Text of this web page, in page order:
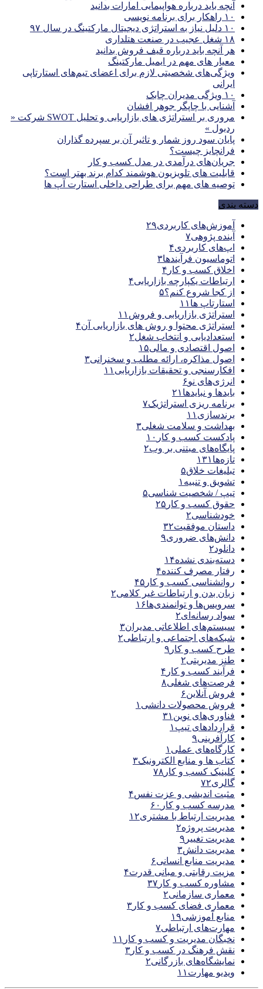
آنچه باید درباره هواپیمایی امارات بدانید
۱۰ راهکار برای برنامه نویسی
۱۰ دلیل نیاز به استراتژی دیجیتال مارکتینگ در سال ۹۷
۱۸ شغل عجیب در صنعت هتلداری
هر آنچه باید درباره قیف فروش بدانید
معیار های مهم در ایمیل مارکتینگ
ویژگی‌های شخصیتی لازم برای اعضای تیم‌های استارتاپی
ایرانی
۱۰ ویژگی مدیران چابک
آشنایی با چاپگر جوهر افشان
مروری بر استراتژی های بازاریابی و تحلیل SWOT شرکت «
ردبول »
پایان سود روز شمار و تاثیر آن بر سپرده گذاران
فرانچایز چیست؟
جریان‌های درآمدی در مدل کسب و کار
قابلیت های تلویزیون هوشمند کدام برند بهتر است؟
توصیه های مهم برای طراحی داخلی استارت آپ‌ ها
دسته بندی
آموزش‌های کاربردی۲۹
آینده پژوهی۷
اپ‌های کاربردی۴
اتوماسیون فرآیندها۳
اخلاق کسب و کار ۴
ارتباطات یکپارچه بازاریابی۴
از کجا شروع کنم؟۵
استارتاپ ها ۱۱
استراتژی بازاریابی و فروش ۱۱
استراتژی محتوا و روش های بازاریابی آن۴
استعدادیابی و انتخاب شغل۲
اصول اقتصادی و مالی۱۵
اصول مذاکره، ارائه مطلب و سخنرانی۳
افکارسنجی و تحقیقات بازاریابی ۱۱
انرژی‌های نو۶
بایدها و نبایدها ۲۱
برنامه ریزی استراتژیک۷
برندسازی ۱۱
بهداشت و سلامت شغلی۳
پادکست کسب و کار ۱۰
پایگاه‌های مبتنی بر وب۲
تازه‌ها ۱۳۱
تبلیغات خلاق۵
تشویق و تنبیه ۱
تیپ / شخصیت شناسی۵
حقوق کسب و کار ۲۵
خودشناسی۲
داستان موفقیت۳۲
دانش‌های ضروری۹
دانلود۲
دسته‌بندی نشده۱۴
رفتار مصرف کننده۴
روانشناسی کسب و کار ۴۵
زبان بدن و ارتباطات غیر کلامی۲
سرویس‌ها و توانمندی‌ها۱۶
سواد رسانه‌ای۲
سیستم‌های اطلاعاتی مدیران۳
شبکه‌های اجتماعی و ارتباطی۲
طرح کسب و کار ۹
طنز مدیریتی۲
فرآیند کسب و کار ۴
فرصت‌های شغلی۸
فروش آنلاین۶
فروش محصولات دانشی ۱
فناوری‌های نوین ۳۱
قراردادهای تیپ ۱
کارآفرینی۹
کارگاه‌های عملی ۱
کتاب ها و منابع الکترونیک۳
کلینیک کسب و کار ۷۸
گالری۷۲
مثبت اندیشی و عزت نفس۴
مدرسه کسب و کار ۶۰
مدیریت ارتباط با مشتری۱۲
مدیریت پروژه۲
مدیریت تغییر ۹
مدیریت دانش۳
مدیریت منابع انسانی۶
مزیت رقابتی و مبانی قدرت۴
مشاوره کسب و کار ۳۷
معماری سازمانی۲
معماری فضای کسب و کار ۳
منابع آموزشی۱۹
مهارت‌های ارتباطی۷
نخبگان مدیریت و کسب و کار ۱۱
نقش فرهنگ در کسب و کار ۳
نمایشگاه‌های بازرگانی۲
ویدیو مهارت ۱۱